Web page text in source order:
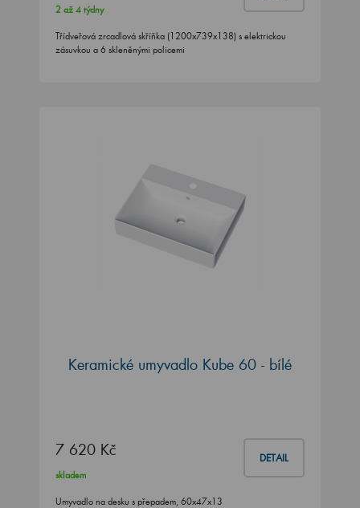
2 až 4 týdny
Třídveřová zrcadlová skříňka (1200x739x138) s elektrickou
zásuvkou a 6 skleněnými policemi
Keramické umyvadlo Kube 60 - bílé
7 620 Kč DETAIL
skladem
Umyvadlo na desku s přepadem, 60x47x13